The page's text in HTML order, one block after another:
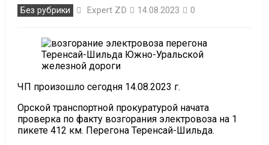
Без рубрики Expert ZD 14.08.2023 0
ЧП произошло сегодня 14.08.2023 г.
Орской транспортной прокуратурой начата
проверка по факту возгорания электровоза на 1
пикете 412 км. Перегона Теренсай-Шильда.